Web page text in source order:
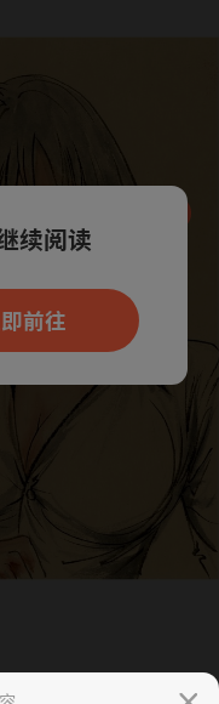
打开App新用
续阅读
前往